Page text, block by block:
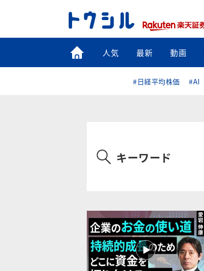
トップ
人気 最新 動画
#日経平均株価 #AI
キーワード